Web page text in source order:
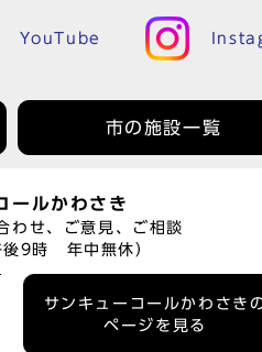
YouTube
市の施設一覧
ールかわさき
わせ、ご意見、ご相談
後9時 年中無休）
サンキューコールかわさき
ページを見る